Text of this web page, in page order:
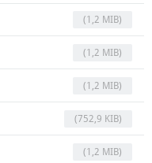
(1,2 MIB)
(1,2 MIB)
(1,2 MIB)
(752,9 KIB)
(1,2 MIB)